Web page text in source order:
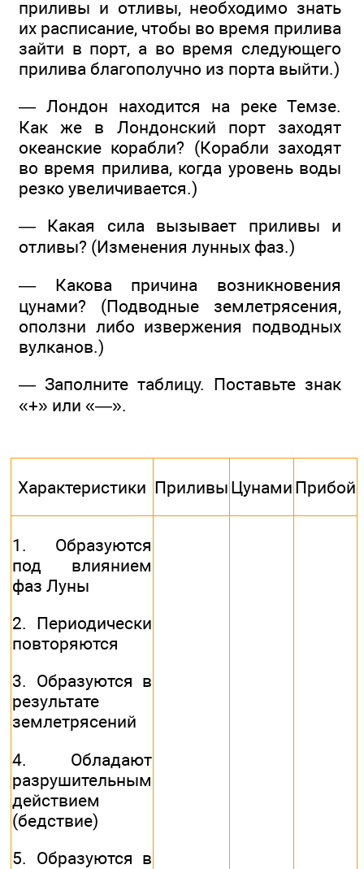
приливы и отливы, необходимо знать
их расписание, чтобы во время прилива
зайти в порт, а во время следующего
прилива благополучно из порта выйти.)
— Лондон находится на реке Темзе.
Как же в Лондонский порт заходят
океанские корабли? (Корабли заходят
во время прилива, когда уровень воды
резко увеличивается.)
— Какая сила вызывает приливы и
отливы? (Изменения лунных фаз.)
— Какова причина возникновения
цунами? (Подводные землетрясения,
оползни либо извержения подводных
вулканов.)
— Заполните таблицу. Поставьте знак
«+» или «—».
Характеристики Приливы Цунами Прибой
1. Образуются
под влиянием
фаз Луны
2. Периодически
повторяются
3. Образуются в
результате
землетрясений
4. Обладают
разрушительным
действием
(бедствие)
5. Образуются в